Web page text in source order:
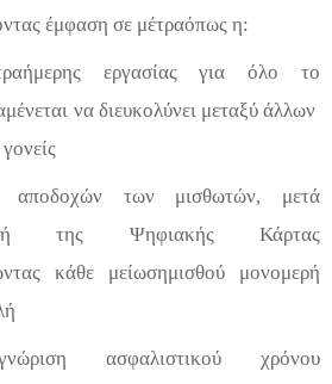
έμφαση σε μέτραόπως η:
εργασίας για όλο το
να διευκολύνει μεταξύ άλλων
αποδοχών των μισθωτών, μετά
της Ψηφιακής Κάρτας
κάθε μείωσημισθού μονομερή
ασφαλιστικού χρόνου